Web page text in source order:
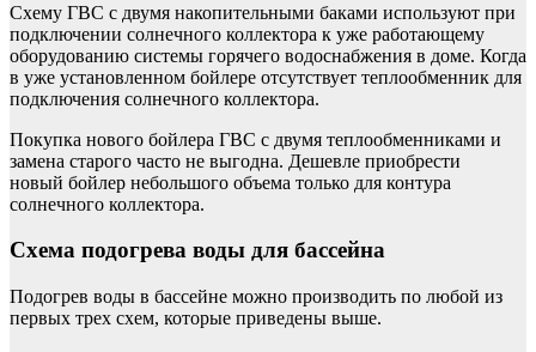
Схему ГВС с двумя накопительными баками используют при
подключении солнечного коллектора к уже работающему
оборудованию системы горячего водоснабжения в доме. Когда
в уже установленном бойлере отсутствует теплообменник для
подключения солнечного коллектора.
Покупка нового бойлера ГВС с двумя теплообменниками и
замена старого часто не выгодна. Дешевле приобрести
новый бойлер небольшого объема только для контура
солнечного коллектора.
Схема подогрева воды для бассейна
Подогрев воды в бассейне можно производить по любой из
первых трех схем, которые приведены выше.